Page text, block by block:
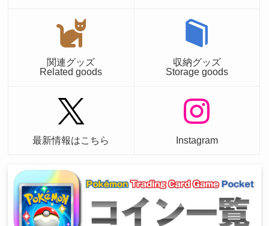
関連グッズ
Related goods
収納グッズ
Storage goods
最新情報はこちら Instagram